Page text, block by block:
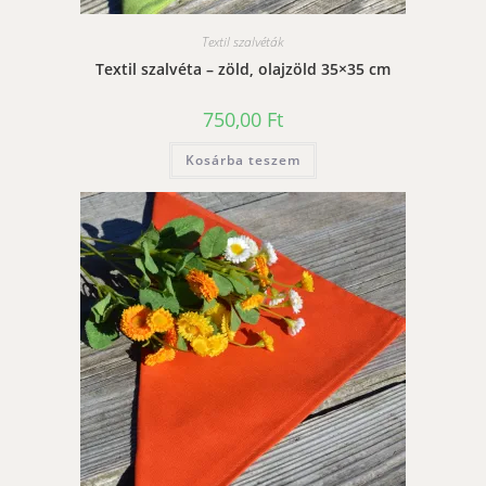
Textil szalvéták
Textil szalvéta – zöld, olajzöld 35×35 cm
750,00 Ft
Kosárba teszem